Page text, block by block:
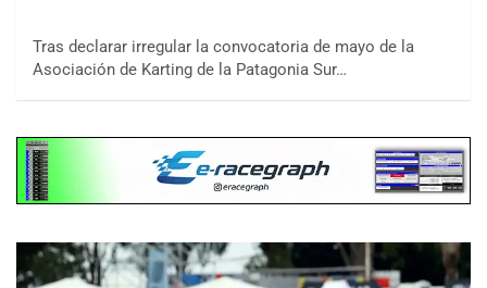
Tras declarar irregular la convocatoria de mayo de la
Asociación de Karting de la Patagonia Sur…